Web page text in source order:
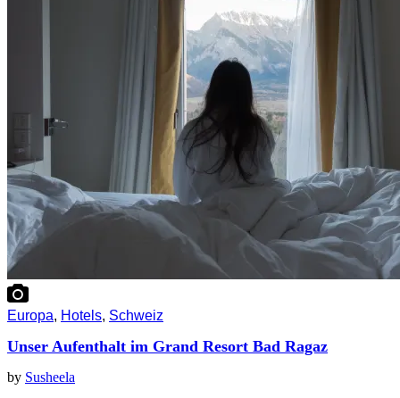
Europa, Hotels, Schweiz
Unser Aufenthalt im Grand Resort Bad Ragaz
by Susheela